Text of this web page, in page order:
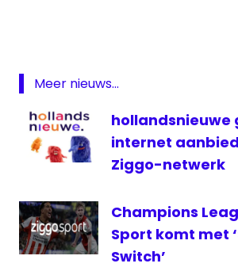
NPO
oude
spelshows
Spelshows
Meer nieuws...
hollandsnieuwe
internet
Ziggo-netwerk
Champions
Sport komt met
Switch’